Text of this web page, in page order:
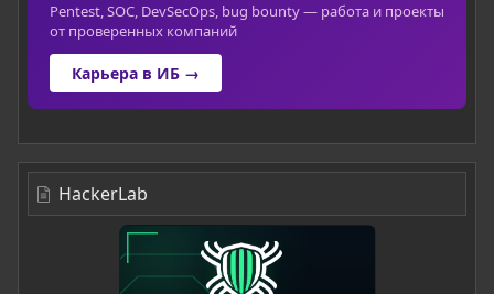
Pentest, SOC, DevSecOps, bug bounty — работа и проекты
от проверенных компаний
Карьера в ИБ →
HackerLab